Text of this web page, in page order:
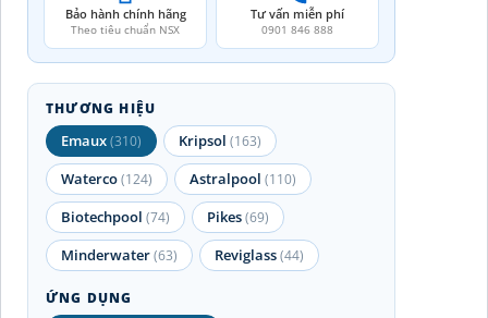
Bảo hành chính hãng
Theo tiêu chuẩn NSX
Tư vấn miễn phí
0901 846 888
THƯƠNG HIỆU
Emaux(310) Kripsol (163)
Waterco(124) Astralpool (110)
Biotechpool (74) Pikes(69)
Minderwater(63) Reviglass(44)
ỨNG DỤNG